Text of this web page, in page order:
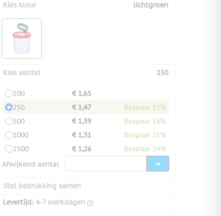
Kies kleur lichtgroen
Kies aantal 250
100
€ 1,65
250
€ 1,47
Bespaar 11%
500
€ 1,39
Bespaar 16%
1000
€ 1,31
Bespaar 21%
2500
€ 1,26
Bespaar 24%
Afwijkend aantal
Stel bedrukking samen
Levertijd: 4-7 werkdagen